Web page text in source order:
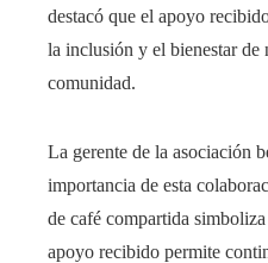
destacó que el apoyo
la inclusión y el bienestar de
comunidad.
La gerente de la asociación
importancia de esta
de café compartida
apoyo recibido permite